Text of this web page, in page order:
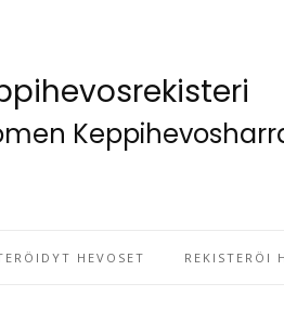
HEVOSET REKISTERÖI